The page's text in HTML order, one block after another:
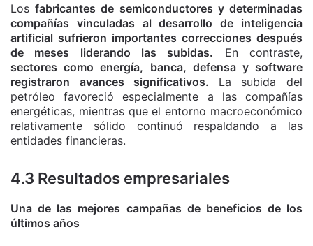
Losfabricantes de semiconductores y determinadas
compañías vinculadas al desarrollo de inteligencia
artificial sufrieron importantes correcciones después
de meses liderando las subidas. En contraste,
sectores como energía, banca, defensa y software
registraron avances significativos. La subida del
petróleo favoreció especialmente a las compañías
energéticas, mientras que el entorno macroeconómico
relativamente sólido continuó respaldando a las
entidades financieras.
4.3 Resultados empresariales
Una de las mejores campañas de beneficios de los
últimos años